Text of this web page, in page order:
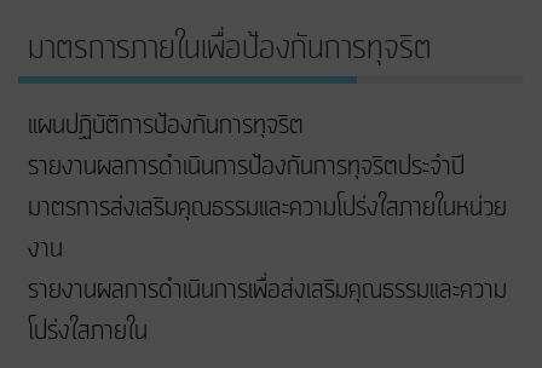
มาตรการภายในเพื่อป้องกันการทุจริต
แผนปฏิบัติการป้องกันการทุจริต
รายงานผลการดำเนินการป้องกันการทุจริตประจำปี
มาตรการส่งเสริมคุณธรรมและความโปร่งใสภายในหน่วย
งาน
รายงานผลการดำเนินการเพื่อส่งเสริมคุณธรรมและความ
โปร่งใสภายใน